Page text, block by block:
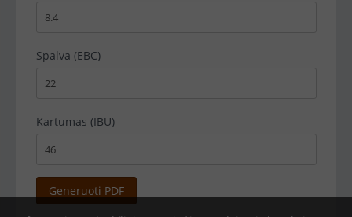
Spalva (EBC)
Kartumas (IBU)
Generuoti PDF